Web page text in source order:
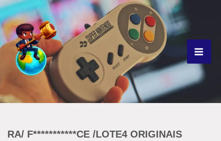
Ir
para
o
conteúdo
RA/ F***********CE /LOTE4 ORIGINAIS